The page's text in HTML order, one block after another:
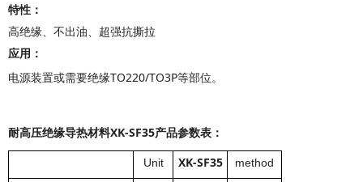
特性：
高绝缘、不出油、超强抗撕拉
应用：
电源装置或需要绝缘TO220/TO3P等部位。
耐高压绝缘导热材料XK-SF35产品参数表：
Unit XK-SF35 method